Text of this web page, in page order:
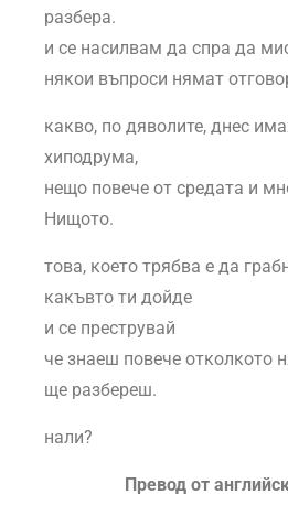
разбера.
и се насилвам да спра да
някои въпроси нямат
какво, по дяволите, днес
хиподрума,
нещо повече от средата и
Нищото.
това, което трябва е да
какъвто ти дойде
и се преструвай
че знаеш повече отколкото
ще разбереш.
нали?
Превод от